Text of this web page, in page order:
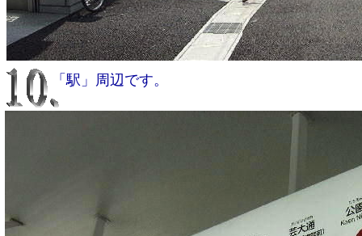
「駅」周辺です。